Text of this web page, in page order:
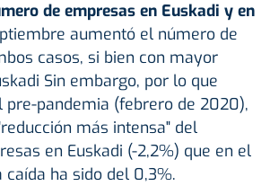
de empresas en Euskadi y en
aumentó el número de
casos, si bien con mayor
Sin embargo, por lo que
pre-pandemia (febrero de 2020),
más intensa" del
en Euskadi (-2,2%) que en el
caída ha sido del 0,3%.